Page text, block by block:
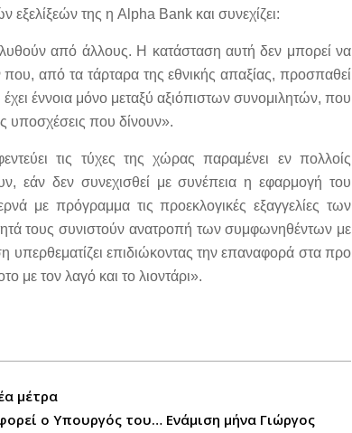
εξελίξεών της η Alpha Bank και συνεχίζει:
από άλλους. Η κατάσταση αυτή δεν μπορεί να
από τα τάρταρα της εθνικής απαξίας, προσπαθεί
έννοια μόνο μεταξύ αξιόπιστων συνομιλητών, που
υποσχέσεις που δίνουν».
τις τύχες της χώρας παραμένει εν πολλοίς
εάν δεν συνεχισθεί με συνέπεια η εφαρμογή του
με πρόγραμμα τις προεκλογικές εξαγγελίες των
τους συνιστούν ανατροπή των συμφωνηθέντων με
υπερθεματίζει επιδιώκοντας την επαναφορά στα προ
με τον λαγό και το λιοντάρι».
μέτρα
ο Υπουργός του… Ενάμιση μήνα Γιώργος